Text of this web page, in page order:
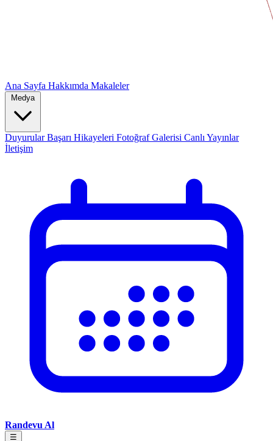
Ana Sayfa Hakkımda Makaleler
Medya
DuyurularBaşarı Hikayeleri Fotoğraf Galerisi Canlı Yayınlar
İletişim
Randevu Al
☰